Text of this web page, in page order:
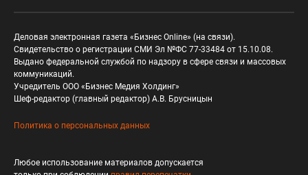
Деловая электронная газета «Бизнес Online» (на связи).
Свидетельство о регистрации СМИ Эл №ФС 77-33484 от 15.10.08.
Выдано федеральной службой по надзору в сфере связи и массовых
коммуникаций.
Учредитель ООО «Бизнес Медия Холдинг»
Шеф-редактор (главный редактор) А.В. Брусницын
Политика о персональных данных
Любое использование материалов допускается